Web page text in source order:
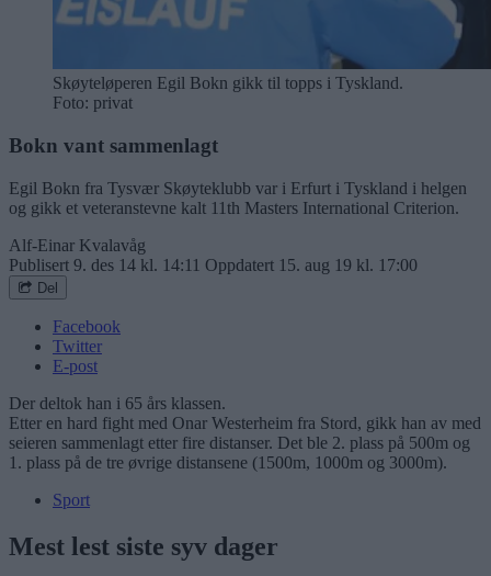
Skøyteløperen Egil Bokn gikk til topps i Tyskland.
Foto: privat
Bokn vant sammenlagt
Egil Bokn fra Tysvær Skøyteklubb var i Erfurt i Tyskland i helgen
og gikk et veteranstevne kalt 11th Masters International Criterion.
Alf-Einar Kvalavåg
Publisert 9. des 14 kl. 14:11 Oppdatert 15. aug 19 kl. 17:00
Del
Facebook
Twitter
E-post
Der deltok han i 65 års klassen.
Etter en hard fight med Onar Westerheim fra Stord, gikk han av med
seieren sammenlagt etter fire distanser. Det ble 2. plass på 500m og
1. plass på de tre øvrige distansene (1500m, 1000m og 3000m).
Sport
Mest lest siste syv dager